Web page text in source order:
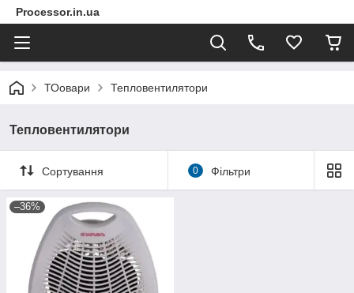
Processor.in.ua
ТОовари Тепловентилятори
Тепловентилятори
Сортування 0 Фільтри
–36%